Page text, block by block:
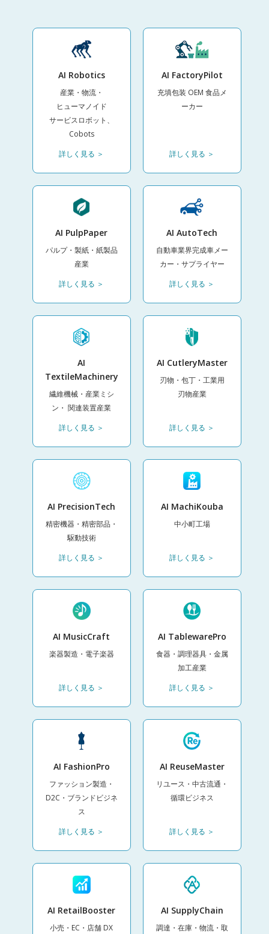
AI Robotics
産業・物流・
ヒューマノイド
サービスロボット、
Cobots
詳しく見る ＞
AI FactoryPilot
充填包装 OEM 食品メ
ーカー
詳しく見る ＞
AI PulpPaper
パルプ・製紙・紙製品
産業
詳しく見る ＞
AI AutoTech
自動車業界完成車メー
カー・サプライヤー
詳しく見る ＞
AI
TextileMachinery
繊維機械・産業ミシ
ン・ 関連装置産業
詳しく見る ＞
AI CutleryMaster
刃物・包丁・工業用
刃物産業
詳しく見る ＞
AI PrecisionTech
精密機器・精密部品・
駆動技術
詳しく見る ＞
AI MachiKouba
中小町工場
詳しく見る ＞
AI MusicCraft
楽器製造・電子楽器
詳しく見る ＞
AI TablewarePro
食器・調理器具・金属
加工産業
詳しく見る ＞
AI FashionPro
ファッション製造・
D2C・ブランドビジネ
ス
詳しく見る ＞
AI ReuseMaster
リユース・中古流通・
循環ビジネス
詳しく見る ＞
AI RetailBooster
小売・EC・店舗 DX
AI SupplyChain
調達・在庫・物流・取